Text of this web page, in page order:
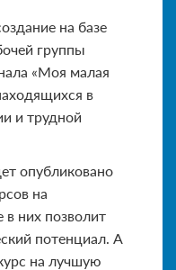
на базе
группы
«Моя малая
в
и трудной
опубликовано
на
в них позволит
потенциал. А
на лучшую